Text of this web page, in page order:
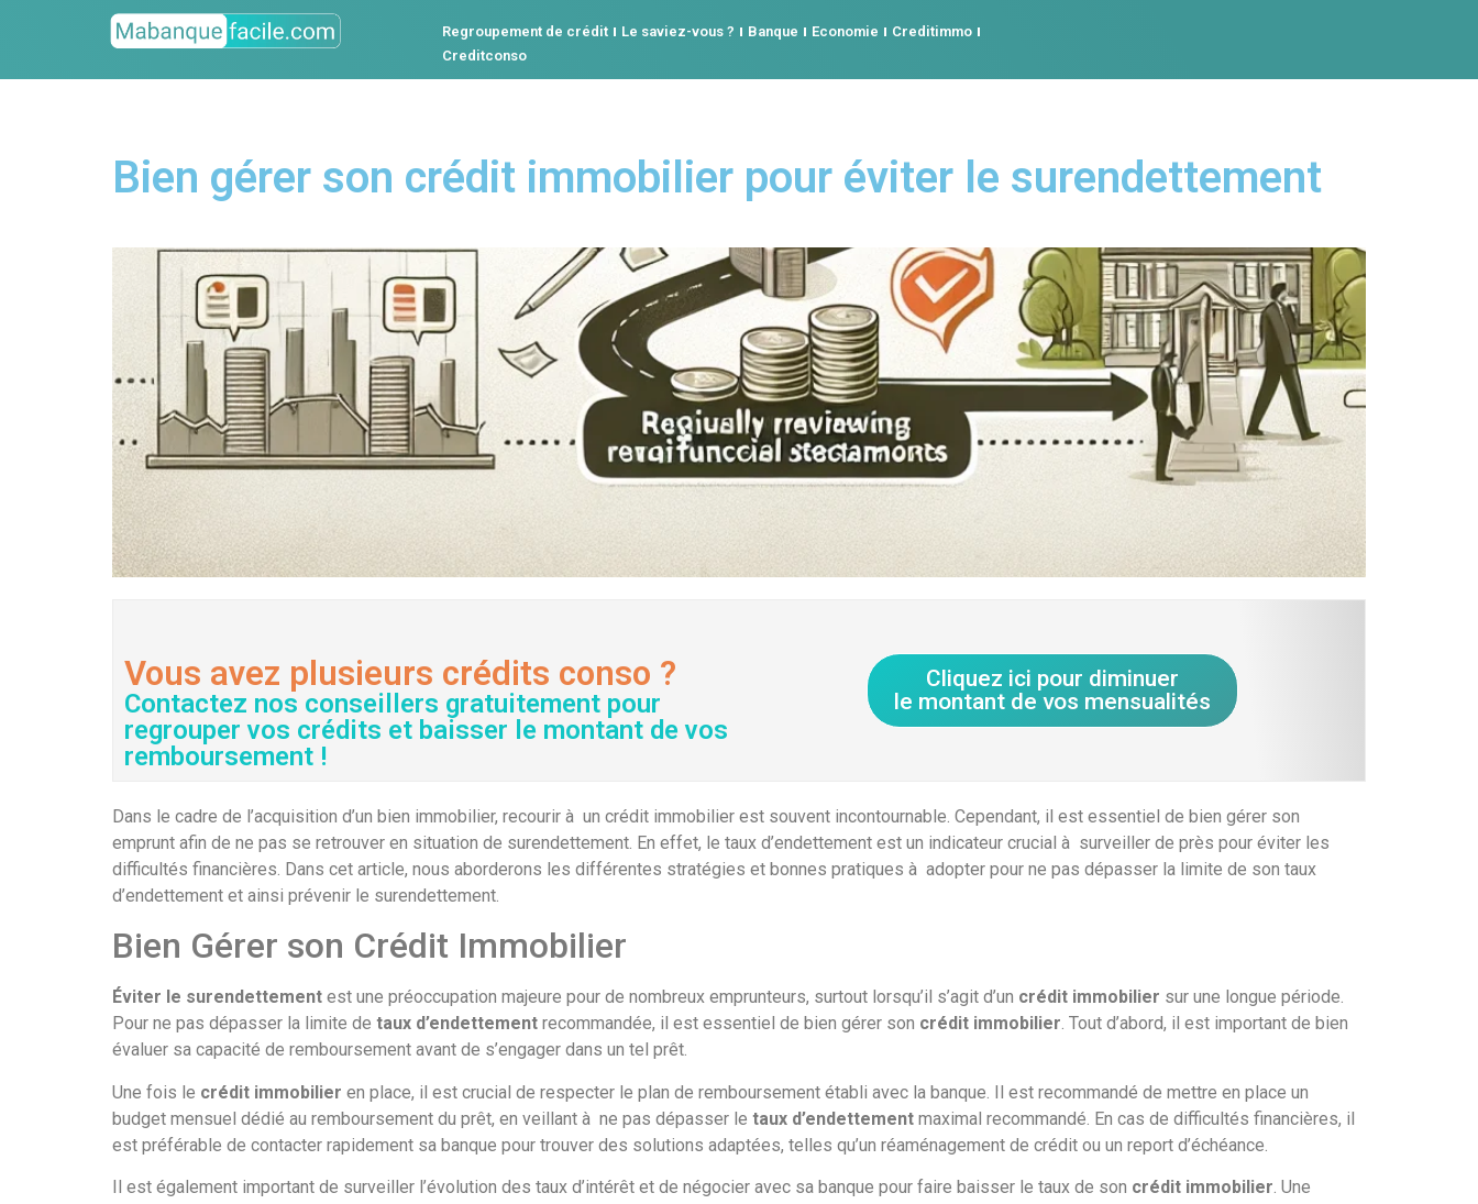
Regroupement de crédit Le saviez-vous ? Banque Economie
Creditimmo
Creditconso
Bien gérer son crédit immobilier pour éviter le surendettement
Vous avez plusieurs crédits conso ?
Contactez nos conseillers gratuitement pour
regrouper vos crédits et baisser le montant de vos
remboursement !
Cliquez ici pour diminuer
le montant de vos mensualités
Dans le cadre de l’acquisition d’un bien immobilier, recourir à un crédit immobilier est souvent incontournable. Cependant, il est essentiel de bien gérer son
emprunt afin de ne pas se retrouver en situation de surendettement. En effet, le taux d’endettement est un indicateur crucial à surveiller de près pour éviter les
difficultés financières. Dans cet article, nous aborderons les différentes stratégies et bonnes pratiques à adopter pour ne pas dépasser la limite de son taux
d’endettement et ainsi prévenir le surendettement.
Bien Gérer son Crédit Immobilier
Éviter le surendettement est une préoccupation majeure pour de nombreux emprunteurs, surtout lorsqu’il s’agit d’un crédit immobilier sur une longue période.
Pour ne pas dépasser la limite de taux d’endettement recommandée, il est essentiel de bien gérer son crédit immobilier. Tout d’abord, il est important de bien
évaluer sa capacité de remboursement avant de s’engager dans un tel prêt.
Une fois le crédit immobilier en place, il est crucial de respecter le plan de remboursement établi avec la banque. Il est recommandé de mettre en place un
budget mensuel dédié au remboursement du prêt, en veillant à ne pas dépasser le taux d’endettement maximal recommandé. En cas de difficultés financières, il
est préférable de contacter rapidement sa banque pour trouver des solutions adaptées, telles qu’un réaménagement de crédit ou un report d’échéance.
Il est également important de surveiller l’évolution des taux d’intérêt et de négocier avec sa banque pour faire baisser le taux de son crédit immobilier. Une